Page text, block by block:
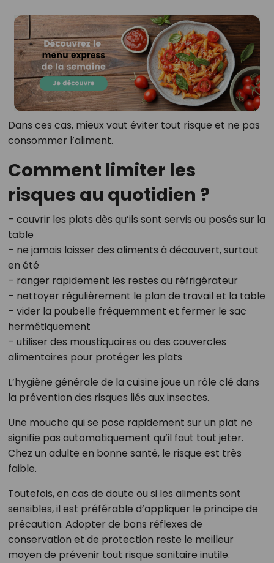
Dans ces cas, mieux vaut éviter tout risque et ne pas
consommer l’aliment.
Comment limiter les
risques au quotidien ?
– couvrir les plats dès qu’ils sont servis ou posés sur la
table
– ne jamais laisser des aliments à découvert, surtout
en été
– ranger rapidement les restes au réfrigérateur
– nettoyer régulièrement le plan de travail et la table
– vider la poubelle fréquemment et fermer le sac
hermétiquement
– utiliser des moustiquaires ou des couvercles
alimentaires pour protéger les plats
L’hygiène générale de la cuisine joue un rôle clé dans
la prévention des risques liés aux insectes.
Une mouche qui se pose rapidement sur un plat ne
signifie pas automatiquement qu’il faut tout jeter.
Chez un adulte en bonne santé, le risque est très
faible.
Toutefois, en cas de doute ou si les aliments sont
sensibles, il est préférable d’appliquer le principe de
précaution. Adopter de bons réflexes de
conservation et de protection reste le meilleur
moyen de prévenir tout risque sanitaire inutile.